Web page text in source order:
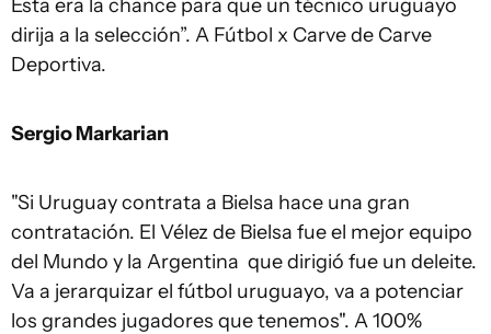
Esta era la chance para que un técnico uruguayo
dirija a la selección”. A Fútbol x Carve de Carve
Deportiva.
Sergio Markarian
"Si Uruguay contrata a Bielsa hace una gran
contratación. El Vélez de Bielsa fue el mejor equipo
del Mundo y la Argentina que dirigió fue un deleite.
Va a jerarquizar el fútbol uruguayo, va a potenciar
los grandes jugadores que tenemos". A 100%